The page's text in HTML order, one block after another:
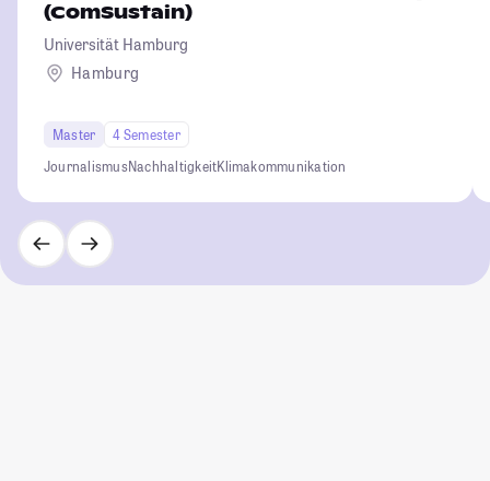
(ComSustain)
Universität Hamburg
Hamburg
Master
4 Semester
JournalismusNachhaltigkeitKlimakommunikation